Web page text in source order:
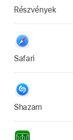
Részvények
Safari
Shazam